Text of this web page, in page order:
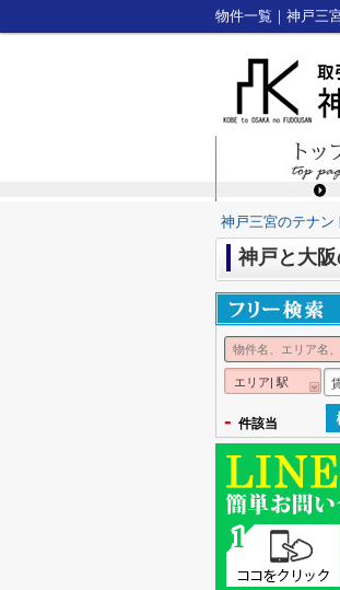
神戸三宮のテナン
神戸と大
エリア| 駅
- 件該当